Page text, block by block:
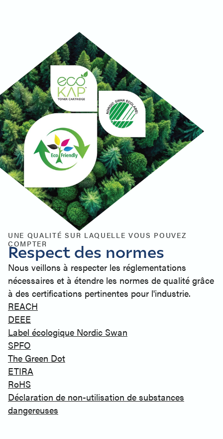
UNE QUALITÉ SUR LAQUELLE VOUS POUVEZ
COMPTER
Respect des normes
Nous veillons à respecter les réglementations
nécessaires et à étendre les normes de qualité grâce
à des certifications pertinentes pour l'industrie.
REACH
DEEE
Label écologique Nordic Swan
SPFO
The Green Dot
ETIRA
RoHS
Déclaration de non-utilisation de substances
dangereuses